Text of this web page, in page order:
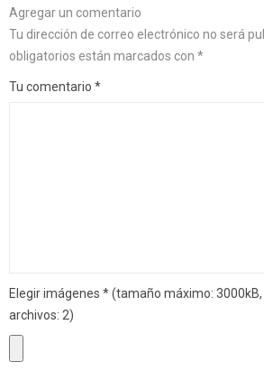
Agregar un comentario
Tu dirección de correo electrónico no será
obligatorios están marcados con *
Tu comentario *
Elegir imágenes *(tamaño máximo:
archivos: 2)